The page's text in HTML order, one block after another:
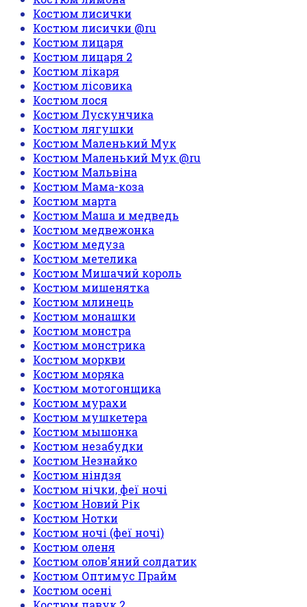
Костюм лисички
Костюм лисички @ru
Костюм лицаря
Костюм лицаря 2
Костюм лікаря
Костюм лісовика
Костюм лося
Костюм Лускунчика
Костюм лягушки
Костюм Маленький Мук
Костюм Маленький Мук @ru
Костюм Мальвіна
Костюм Мама-коза
Костюм марта
Костюм Маша и медведь
Костюм медвежонка
Костюм медуза
Костюм метелика
Костюм Мишачий король
Костюм мишенятка
Костюм млинець
Костюм монашки
Костюм монстра
Костюм монстрика
Костюм моркви
Костюм моряка
Костюм мотогонщика
Костюм мурахи
Костюм мушкетера
Костюм мышонка
Костюм незабудки
Костюм Незнайко
Костюм ніндзя
Костюм нічки, феї ночі
Костюм Новий Рік
Костюм Нотки
Костюм ночі (феї ночі)
Костюм оленя
Костюм олов'яний солдатик
Костюм Оптимус Прайм
Костюм осені